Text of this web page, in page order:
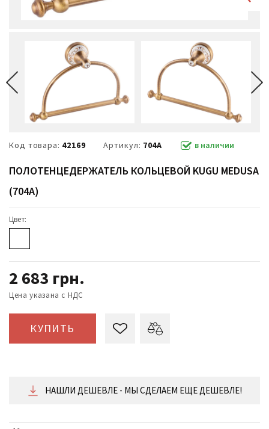
Код товара: 42169 Артикул: 704A в наличии
ПОЛОТЕНЦЕДЕРЖАТЕЛЬ КОЛЬЦЕВОЙ KUGU MEDUSA
(704A)
Цвет:
2 683 грн.
Цена указана с НДС
КУПИТЬ
НАШЛИ ДЕШЕВЛЕ - МЫ СДЕЛАЕМ ЕЩЕ ДЕШЕВЛЕ!